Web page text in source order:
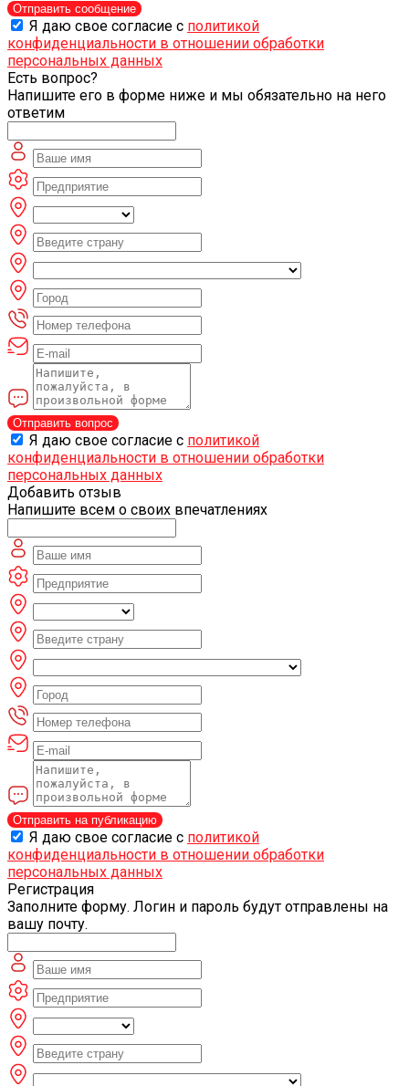
Отправить сообщение
Я даю свое согласие с политикой
конфиденциальности в отношении обработки
персональных данных
Есть вопрос?
Напишите его в форме ниже и мы обязательно на него
ответим
Отправить вопрос
Я даю свое согласие с политикой
конфиденциальности в отношении обработки
персональных данных
Добавить отзыв
Напишите всем о своих впечатлениях
Отправить на публикацию
Я даю свое согласие с политикой
конфиденциальности в отношении обработки
персональных данных
Регистрация
Заполните форму. Логин и пароль будут отправлены на
вашу почту.